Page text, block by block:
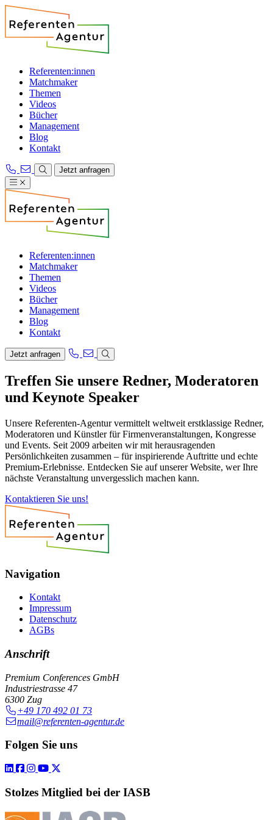
Referenten:innen
Matchmaker
Themen
Videos
Bücher
Management
Blog
Kontakt
Jetzt anfragen
Referenten:innen
Matchmaker
Themen
Videos
Bücher
Management
Blog
Kontakt
Jetzt anfragen
Treffen Sie unsere Redner, Moderatoren
und Keynote Speaker
Unsere Referenten-Agentur vermittelt weltweit erstklassige Redner,
Moderatoren und Künstler für Firmenveranstaltungen, Kongresse
und Events. Seit 2009 arbeiten wir mit herausragenden
Persönlichkeiten zusammen – für inspirierende Auftritte und echte
Premium-Erlebnisse. Entdecken Sie auf unserer Website, wer Ihre
nächste Veranstaltung unvergesslich machen kann.
Kontaktieren Sie uns!
Navigation
Kontakt
Impressum
Datenschutz
AGBs
Anschrift
Premium Conferences GmbH
Industriestrasse 47
6300 Zug
+49 170 492 01 73
mail@referenten-agentur.de
Folgen Sie uns
Stolzes Mitglied bei der IASB